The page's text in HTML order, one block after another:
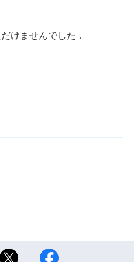
けませんでした．